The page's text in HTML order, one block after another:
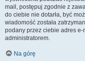
mail, postępuj zgodnie z
do ciebie nie dotarła, być
wiadomość została
podany przez ciebie adres e-
administratorem.
Na górę